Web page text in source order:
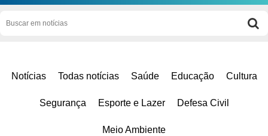
Notícias Todas notícias Saúde Educação Cultura
Segurança Esporte e Lazer Defesa Civil
Meio Ambiente